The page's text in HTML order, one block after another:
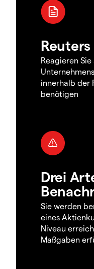
Reagieren
innerhalb der
benötigen
Drei
Sie werden
eines
Niveau
Maßgaben